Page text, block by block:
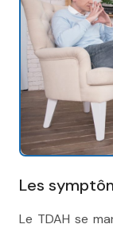
Les
Le TDAH se